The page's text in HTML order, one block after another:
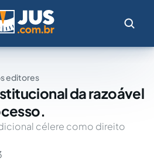
editores
da razoável
célere como direito